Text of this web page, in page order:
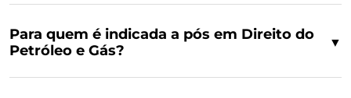
Para quem é indicada a pós em Direito do
Petróleo e Gás?
▼